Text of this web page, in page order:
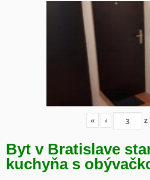
« ‹ z
Byt v Bratislave
kuchyňa s